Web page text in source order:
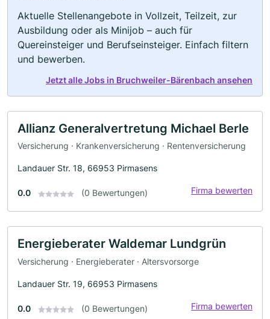
Aktuelle Stellenangebote in Vollzeit, Teilzeit, zur
Ausbildung oder als Minijob – auch für
Quereinsteiger und Berufseinsteiger. Einfach filtern
und bewerben.
Jetzt alle Jobs in Bruchweiler-Bärenbach ansehen
Allianz Generalvertretung Michael Berle
Versicherung · Krankenversicherung · Rentenversicherung
Landauer Str. 18, 66953 Pirmasens
0.0 (0 Bewertungen) Firma bewerten
Energieberater Waldemar Lundgrün
Versicherung · Energieberater · Altersvorsorge
Landauer Str. 19, 66953 Pirmasens
0.0 (0 Bewertungen) Firma bewerten